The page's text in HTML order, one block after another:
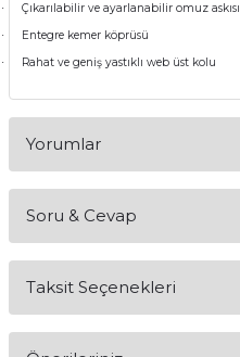
· Çıkarılabilir ve ayarlanabilir omuz askısı
· Entegre kemer köprüsü
· Rahat ve geniş yastıklı web üst kolu
Yorumlar
Soru & Cevap
Taksit Seçenekleri